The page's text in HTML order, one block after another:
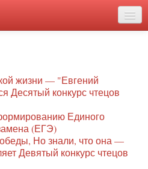
жизни — "Евгений
Десятый конкурс чтецов
Единого
(ЕГЭ)
Но знали, что она —
Девятый конкурс чтецов